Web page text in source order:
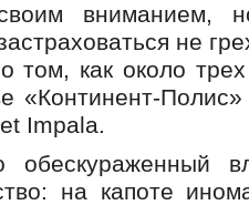
вниманием,
не
том, как около
«Континент-
Impala.
обескураженный
на капоте